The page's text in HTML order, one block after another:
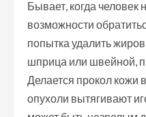
Бывает, когда человек
возможности
попытка удалить
шприца или швейной,
Делается прокол кожи
опухоли вытягивают